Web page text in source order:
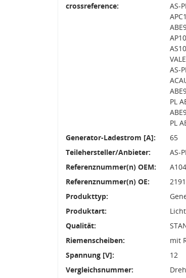
crossreference:
AS-
AS-
PL
PL
Generator-Ladestrom [A]:
65
Teilehersteller/Anbieter:
AS-
Referenznummer(n) OEM:
Referenznummer(n) OE:
Produkttyp:
Produktart:
Qualität:
Riemenscheiben:
mit
Spannung [V]:
12
Vergleichsnummer: